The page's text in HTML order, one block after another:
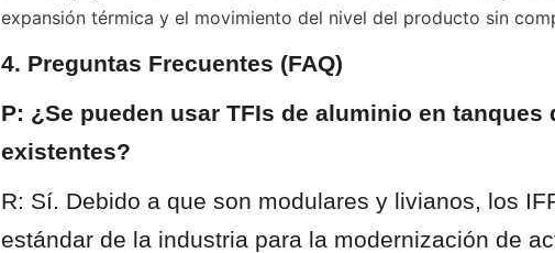
expansión térmica y el movimiento del nivel del producto sin
4. Preguntas Frecuentes (FAQ)
P: ¿Se pueden usar TFIs de aluminio en tanques
existentes?
R: Sí. Debido a que son modulares y livianos, los
estándar de la industria para la modernización de